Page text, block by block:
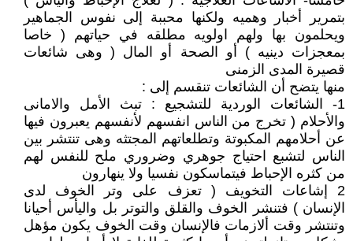
بتمرير أخبار وهميه ولكنها محببة إلى نفوس الجماهير
ويحلمون بها ولهم اولويه مطلقه في حياتهم ( خاصا
بمعجزات دينيه ) أو الصحة أو المال ( وهى شائعات
قصيرة المدى الزمنى
منها يتضح أن الشائعات تنقسم إلى :
1- الشائعات الوردية للتشجيع : تبث الأمل والامانى
والأحلام ( تخرج من الناس انفسهم لأنفسهم يعبرون فيها
عن أحلامهم المكبوتة وتطلعاتهم المجتثه وهى تنتشر بين
الناس لتشبع احتياج جوهري وضروري ملح للنفس لهم
من كثره الإحباط فيتماسكون نفسيا ولا ينهارون
2 إشاعات التخويف ( تعزف على وتر الخوف لدى
الإنسان ) فتنشر الخوف والقلق والتوتر بل واليأس أحيانا
وتنتشر وقت ألازمات فالإنسان وقت الخوف يكون مؤهل